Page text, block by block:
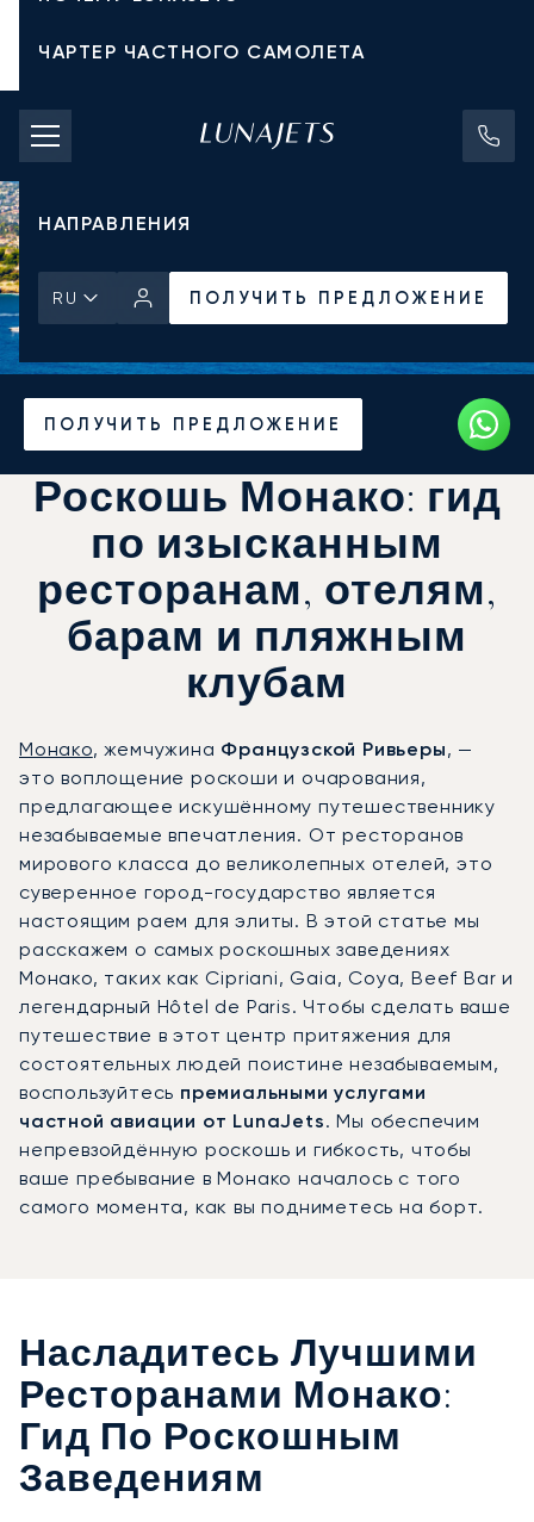
ЧАРТЕР ЧАСТНОГО САМОЛЕТА
СТОИМОСТЬ ЧАРТЕРА
ЧАСТНЫЕ САМОЛЕТЫ
НАПРАВЛЕНИЯ
RU ПОЛУЧИТЬ ПРЕДЛОЖЕНИЕ
ПОЛУЧИТЬ ПРЕДЛОЖЕНИЕ
Роскошь Монако: гид
по изысканным
ресторанам, отелям,
барам и пляжным
клубам
Монако, жемчужина Французской Ривьеры, —
это воплощение роскоши и очарования,
предлагающее искушённому путешественнику
незабываемые впечатления. От ресторанов
мирового класса до великолепных отелей, это
суверенное город-государство является
настоящим раем для элиты. В этой статье мы
расскажем о самых роскошных заведениях
Монако, таких как Cipriani, Gaia, Coya, Beef Bar и
легендарный Hôtel de Paris. Чтобы сделать ваше
путешествие в этот центр притяжения для
состоятельных людей поистине незабываемым,
воспользуйтесь премиальными услугами
частной авиации от LunaJets. Мы обеспечим
непревзойдённую роскошь и гибкость, чтобы
ваше пребывание в Монако началось с того
самого момента, как вы подниметесь на борт.
Насладитесь Лучшими
Ресторанами Монако:
Гид По Роскошным
Заведениям